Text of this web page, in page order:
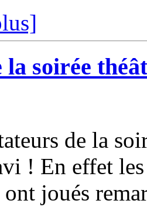
la soirée
de la
! En effet
joués